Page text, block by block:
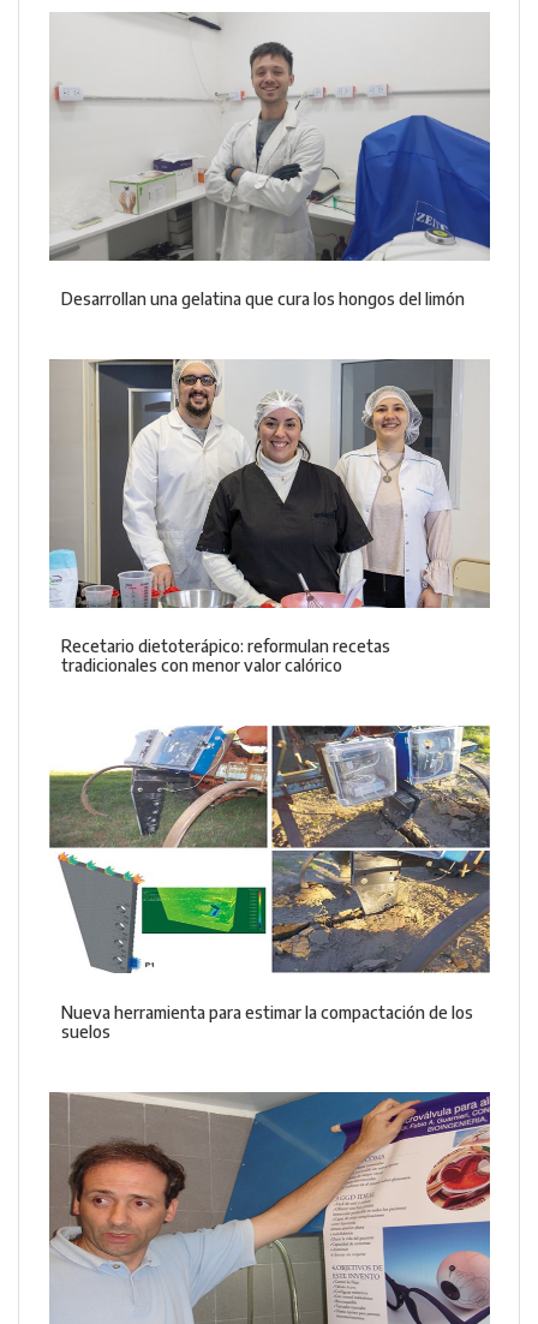
Desarrollan una gelatina que cura los hongos del limón
Recetario dietoterápico: reformulan recetas
tradicionales con menor valor calórico
Nueva herramienta para estimar la compactación de los
suelos